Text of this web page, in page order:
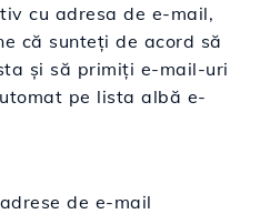
cu adresa de e-mail,
că sunteţi de acord să
și să primiți e-mail-uri
pe lista albă e-
de e-mail